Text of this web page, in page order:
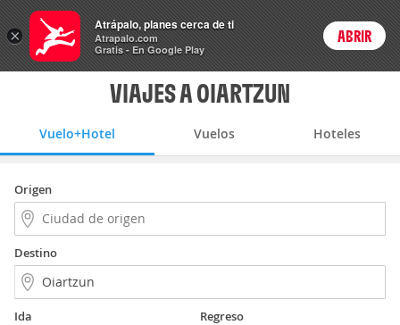
Vuelo+Hotel Login
VIAJES A OIARTZUN
Vuelo+Hotel Vuelos Hoteles
Origen
Destino
Ida Regreso
×
Atrápalo, planes cerca de ti
Atrapalo.com
Gratis - En Google Play
ABRIR